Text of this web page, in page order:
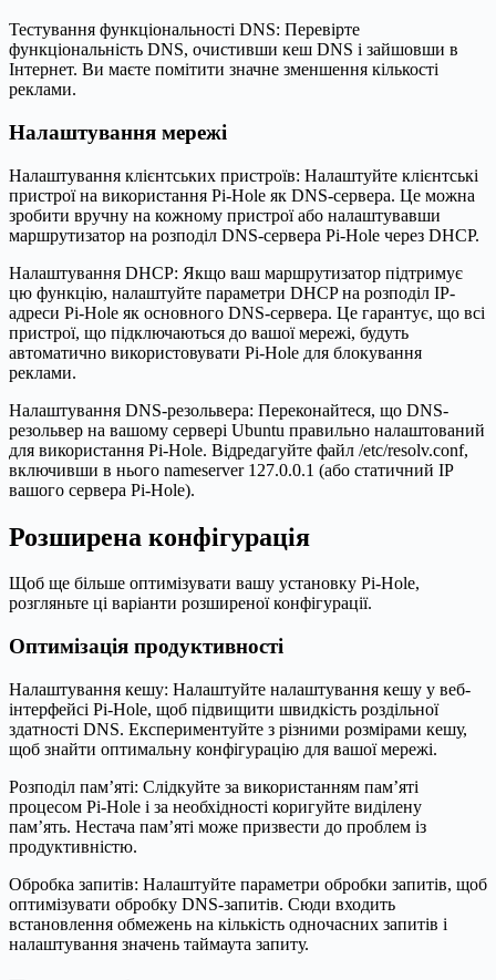
Тестування функціональності DNS: Перевірте
функціональність DNS, очистивши кеш DNS і зайшовши в
Інтернет. Ви маєте помітити значне зменшення кількості
реклами.
Налаштування мережі
Налаштування клієнтських пристроїв: Налаштуйте клієнтські
пристрої на використання Pi-Hole як DNS-сервера. Це можна
зробити вручну на кожному пристрої або налаштувавши
маршрутизатор на розподіл DNS-сервера Pi-Hole через DHCP.
Налаштування DHCP: Якщо ваш маршрутизатор підтримує
цю функцію, налаштуйте параметри DHCP на розподіл IP-
адреси Pi-Hole як основного DNS-сервера. Це гарантує, що всі
пристрої, що підключаються до вашої мережі, будуть
автоматично використовувати Pi-Hole для блокування
реклами.
Налаштування DNS-резольвера: Переконайтеся, що DNS-
резольвер на вашому сервері Ubuntu правильно налаштований
для використання Pi-Hole. Відредагуйте файл /etc/resolv.conf,
включивши в нього nameserver 127.0.0.1 (або статичний IP
вашого сервера Pi-Hole).
Розширена конфігурація
Щоб ще більше оптимізувати вашу установку Pi-Hole,
розгляньте ці варіанти розширеної конфігурації.
Оптимізація продуктивності
Налаштування кешу: Налаштуйте налаштування кешу у веб-
інтерфейсі Pi-Hole, щоб підвищити швидкість роздільної
здатності DNS. Експериментуйте з різними розмірами кешу,
щоб знайти оптимальну конфігурацію для вашої мережі.
Розподіл пам’яті: Слідкуйте за використанням пам’яті
процесом Pi-Hole і за необхідності коригуйте виділену
пам’ять. Нестача пам’яті може призвести до проблем із
продуктивністю.
Обробка запитів: Налаштуйте параметри обробки запитів, щоб
оптимізувати обробку DNS-запитів. Сюди входить
встановлення обмежень на кількість одночасних запитів і
налаштування значень таймаута запиту.